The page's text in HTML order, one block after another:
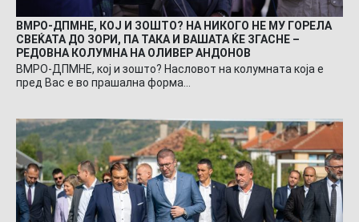
ВМРО-ДПМНЕ, КОЈ И ЗОШТО? НА НИКОГО НЕ МУ ГОРЕЛА
СВЕЌАТА ДО ЗОРИ, ПА ТАКА И ВАШАТА ЌЕ ЗГАСНЕ –
РЕДОВНА КОЛУМНА НА ОЛИВЕР АНДОНОВ
ВМРО-ДПМНЕ, кој и зошто? Насловот на колумната која е
пред Вас е во прашална форма…